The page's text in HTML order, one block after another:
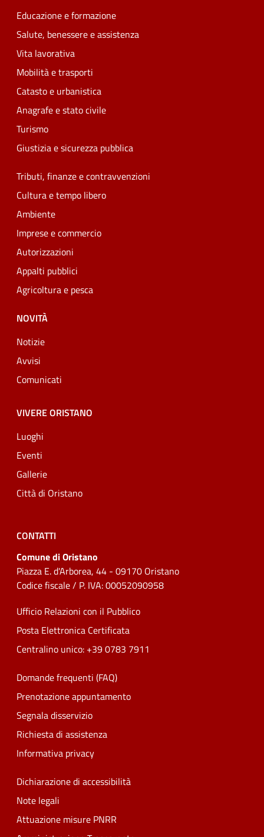
Educazione e formazione
Salute, benessere e assistenza
Vita lavorativa
Mobilità e trasporti
Catasto e urbanistica
Anagrafe e stato civile
Turismo
Giustizia e sicurezza pubblica
Tributi, finanze e contravvenzioni
Cultura e tempo libero
Ambiente
Imprese e commercio
Autorizzazioni
Appalti pubblici
Agricoltura e pesca
NOVITÀ
Notizie
Avvisi
Comunicati
VIVERE ORISTANO
Luoghi
Eventi
Gallerie
Città di Oristano
CONTATTI
Comune di Oristano
Piazza E. d'Arborea, 44 - 09170 Oristano
Codice fiscale / P. IVA: 00052090958
Ufficio Relazioni con il Pubblico
Posta Elettronica Certificata
Centralino unico: +39 0783 7911
Domande frequenti (FAQ)
Prenotazione appuntamento
Segnala disservizio
Richiesta di assistenza
Informativa privacy
Dichiarazione di accessibilità
Note legali
Attuazione misure PNRR